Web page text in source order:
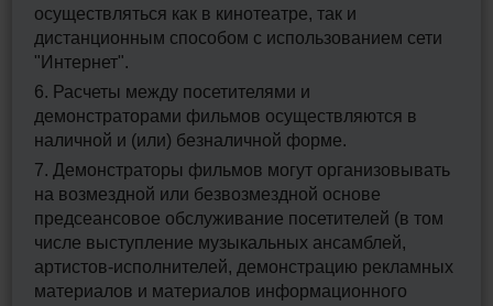
осуществляться как в кинотеатре, так и
дистанционным способом с использованием сети
"Интернет".
6. Расчеты между посетителями и
демонстраторами фильмов осуществляются в
наличной и (или) безналичной форме.
7. Демонстраторы фильмов могут организовывать
на возмездной или безвозмездной основе
предсеансовое обслуживание посетителей (в том
числе выступление музыкальных ансамблей,
артистов-исполнителей, демонстрацию рекламных
материалов и материалов информационного